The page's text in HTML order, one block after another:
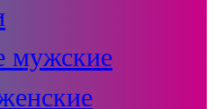
мужские